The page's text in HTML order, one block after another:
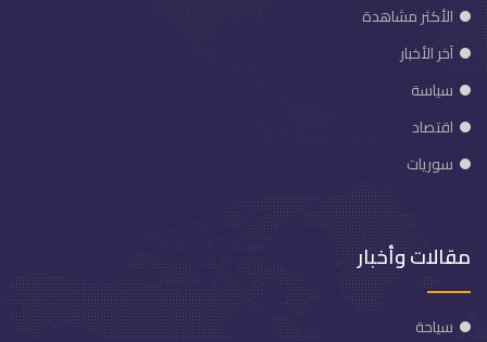
الأكثر مشاهدة
آخر الأخبار
سياسة
اقتصاد
سوريات
مقالات وأخبار
سياحة